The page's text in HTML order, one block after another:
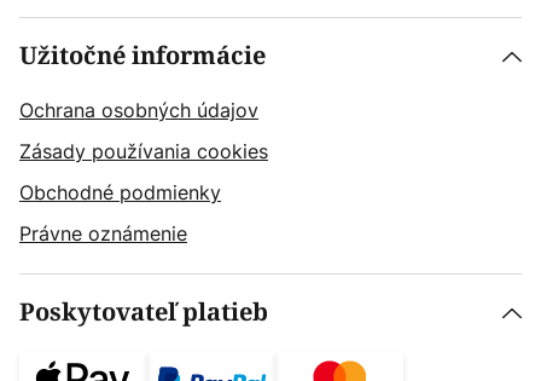
Užitočné informácie
Ochrana osobných údajov
Zásady používania cookies
Obchodné podmienky
Právne oznámenie
Poskytovateľ platieb